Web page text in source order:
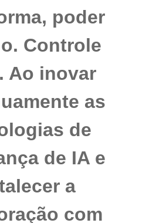
poder
Controle
Ao inovar
as
de
de IA e
a
com